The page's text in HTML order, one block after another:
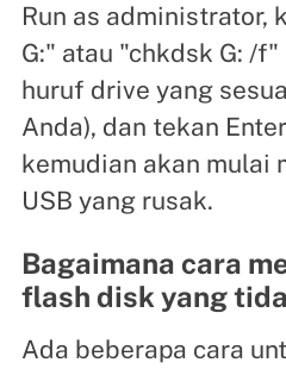
Run as administrator,
G:" atau "chkdsk G: /
huruf drive yang
Anda), dan tekan
kemudian akan mulai
USB yang rusak.
Bagaimana cara
flash disk yang
Ada beberapa cara